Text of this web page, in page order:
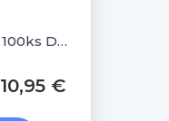
Obal Dragon Shield 100ks DUAL MATTE - Soul & Petrol
10,95 €